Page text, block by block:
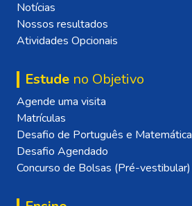
Notícias
Nossos resultados
Atividades Opcionais
Estude no Objetivo
Agende uma visita
Matrículas
Desafio de Português e Matemática
Desafio Agendado
Concurso de Bolsas (Pré-vestibular)